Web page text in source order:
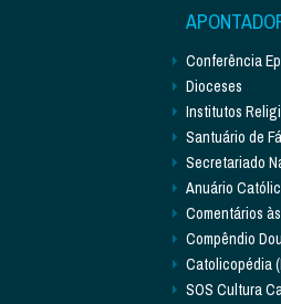
Conferência
Dioceses
Institutos
Santuário de
Secretariado
Anuário
Comentários
Compêndio
Catolicopédia
SOS Cultura